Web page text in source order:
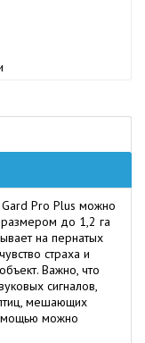
Pro Plus можно
размером до 1,2 га
на пернатых
страха и
Важно, что
сигналов,
мешающих
можно